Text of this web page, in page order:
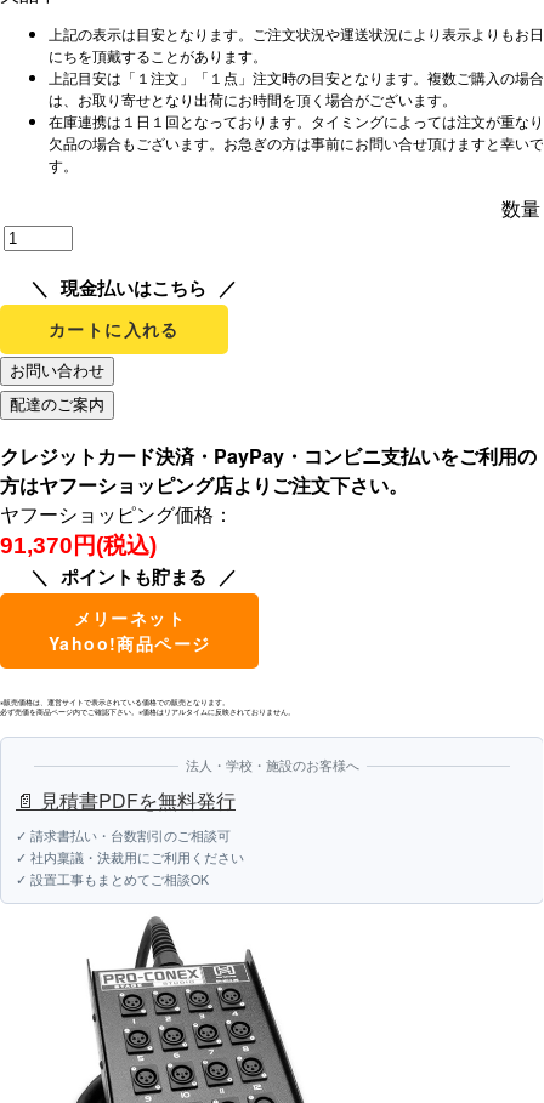
上記の表示は目安となります。ご注文状況や運送状況により表示よりもお日
にちを頂戴することがあります。
上記目安は「１注文」「１点」注文時の目安となります。複数ご購入の場合
は、お取り寄せとなり出荷にお時間を頂く場合がございます。
在庫連携は１日１回となっております。タイミングによっては注文が重なり
欠品の場合もございます。お急ぎの方は事前にお問い合せ頂けますと幸いで
す。
数量
現金払いはこちら
カートに入れる
クレジットカード決済・PayPay・コンビニ支払いをご利用の
方はヤフーショッピング店よりご注文下さい。
ヤフーショッピング価格：
91,370円(税込)
ポイントも貯まる
メリーネット
Yahoo!商品ページ
※販売価格は、運営サイトで表示されている価格での販売となります。
必ず売価を商品ページ内でご確認下さい。※価格はリアルタイムに反映されておりません。
法人・学校・施設のお客様へ
📄 見積書PDFを無料発行
✓ 請求書払い・台数割引のご相談可
✓ 社内稟議・決裁用にご利用ください
✓ 設置工事もまとめてご相談OK